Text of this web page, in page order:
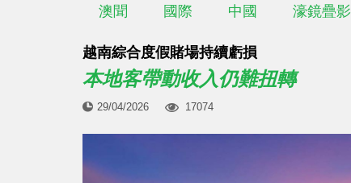
澳聞 國際 中國 濠鏡疊影
越南綜合度假賭場持續虧損
本地客帶動收入仍難扭轉
29/04/2026 17074